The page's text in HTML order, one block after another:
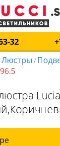
32
Люстры /